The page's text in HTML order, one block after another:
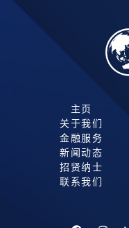
主页
关于我们
金融服务
新闻动态
招贤纳士
联系我们